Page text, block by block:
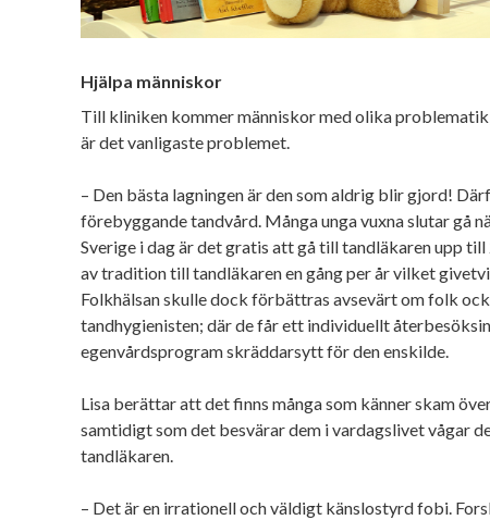
Hjälpa människor
Till kliniken kommer människor med olika
är det vanligaste problemet.
– Den bästa lagningen är den som aldrig blir gjord!
förebyggande tandvård. Många unga vuxna slutar gå
Sverige i dag är det gratis att gå till tandläkaren upp till
av tradition till tandläkaren en gång per år vilket
Folkhälsan skulle dock förbättras avsevärt om folk
tandhygienisten; där de får ett individuellt
egenvårdsprogram skräddarsytt för den enskilde.
Lisa berättar att det finns många som känner skam
samtidigt som det besvärar dem i vardagslivet vågar
tandläkaren.
– Det är en irrationell och väldigt känslostyrd fobi.